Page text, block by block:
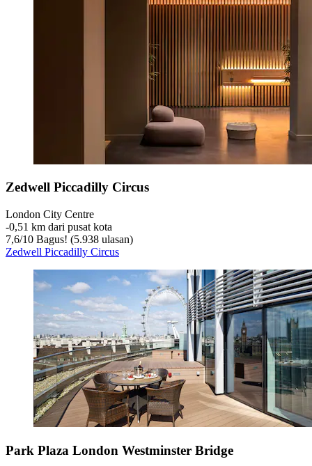
Zedwell Piccadilly Circus
London City Centre
‐0,51 km dari pusat kota
7,6/10 Bagus! (5.938 ulasan)
Zedwell Piccadilly Circus
Park Plaza London Westminster Bridge